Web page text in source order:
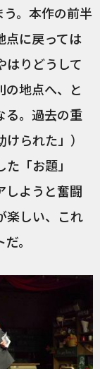
う。本作の前半
点に戻っては
はりどうして
の地点へ、と
る。過去の重
られた」）
「お題」
しようと奮闘
楽しい、これ
。